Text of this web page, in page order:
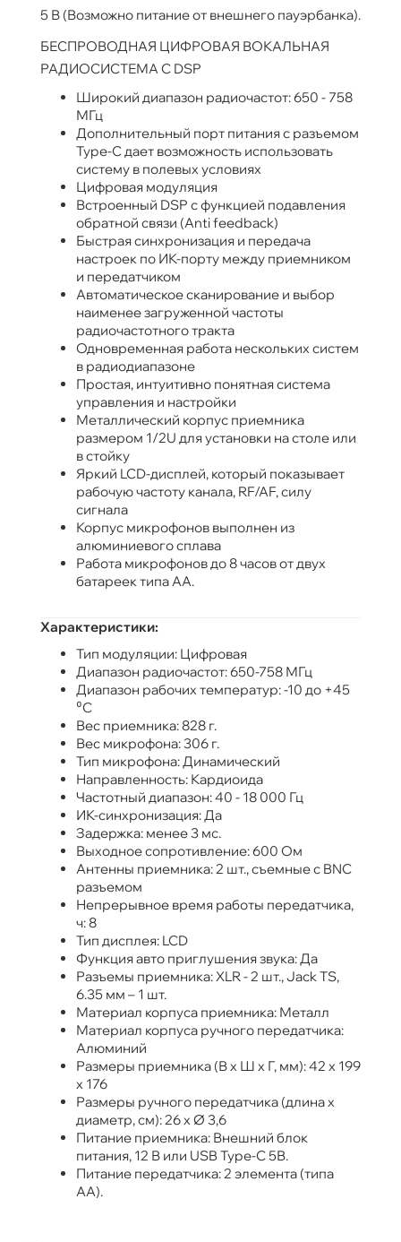
5 В (Возможно питание от внешнего пауэрбанка).
БЕСПРОВОДНАЯ ЦИФРОВАЯ ВОКАЛЬНАЯ
РАДИОСИСТЕМА C DSP
Широкий диапазон радиочастот: 650 - 758
МГц
Дополнительный порт питания с разъемом
Type-C дает возможность использовать
систему в полевых условиях
Цифровая модуляция
Встроенный DSP с функцией подавления
обратной связи (Anti feedback)
Быстрая синхронизация и передача
настроек по ИК-порту между приемником
и передатчиком
Автоматическое сканирование и выбор
наименее загруженной частоты
радиочастотного тракта
Одновременная работа нескольких систем
в радиодиапазоне
Простая, интуитивно понятная система
управления и настройки
Металлический корпус приемника
размером 1/2U для установки на столе или
в стойку
Яркий LCD-дисплей, который показывает
рабочую частоту канала, RF/AF, силу
сигнала
Корпус микрофонов выполнен из
алюминиевого сплава
Работа микрофонов до 8 часов от двух
батареек типа АА.
Характеристики:
Тип модуляции: Цифровая
Диапазон радиочастот: 650-758 МГц
Диапазон рабочих температур: -10 до +45
⁰С
Вес приемника: 828 г.
Вес микрофона: 306 г.
Тип микрофона: Динамический
Направленность: Кардиоида
Частотный диапазон: 40 - 18 000 Гц
ИК-синхронизация: Да
Задержка: менее 3 мс.
Выходное сопротивление: 600 Ом
Антенны приемника: 2 шт., съемные с BNC
разъемом
Непрерывное время работы передатчика,
ч: 8
Тип дисплея: LCD
Функция авто приглушения звука: Да
Разъемы приемника: XLR - 2 шт., Jack TS,
6.35 мм – 1 шт.
Материал корпуса приемника: Металл
Материал корпуса ручного передатчика:
Алюминий
Размеры приемника (В х Ш х Г, мм): 42 х 199
х 176
Размеры ручного передатчика (длина х
диаметр, см): 26 х Ø 3,6
Питание приемника: Внешний блок
питания, 12 В или USB Type-C 5В.
Питание передатчика: 2 элемента (типа
АА).